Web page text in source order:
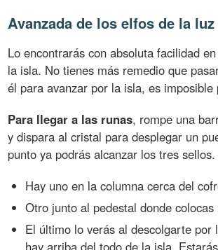
Avanzada de los elfos de la luz
Lo encontrarás con absoluta facilidad
la isla. No tienes más remedio que
él para avanzar por la isla, es imposible
Para llegar a las runas, rompe una
y dispara al cristal para desplegar un
punto ya podrás alcanzar los tres sellos.
Hay uno en la columna cerca del
Otro junto al pedestal donde
El último lo verás al descolgarte por
hay arriba del todo de la isla.